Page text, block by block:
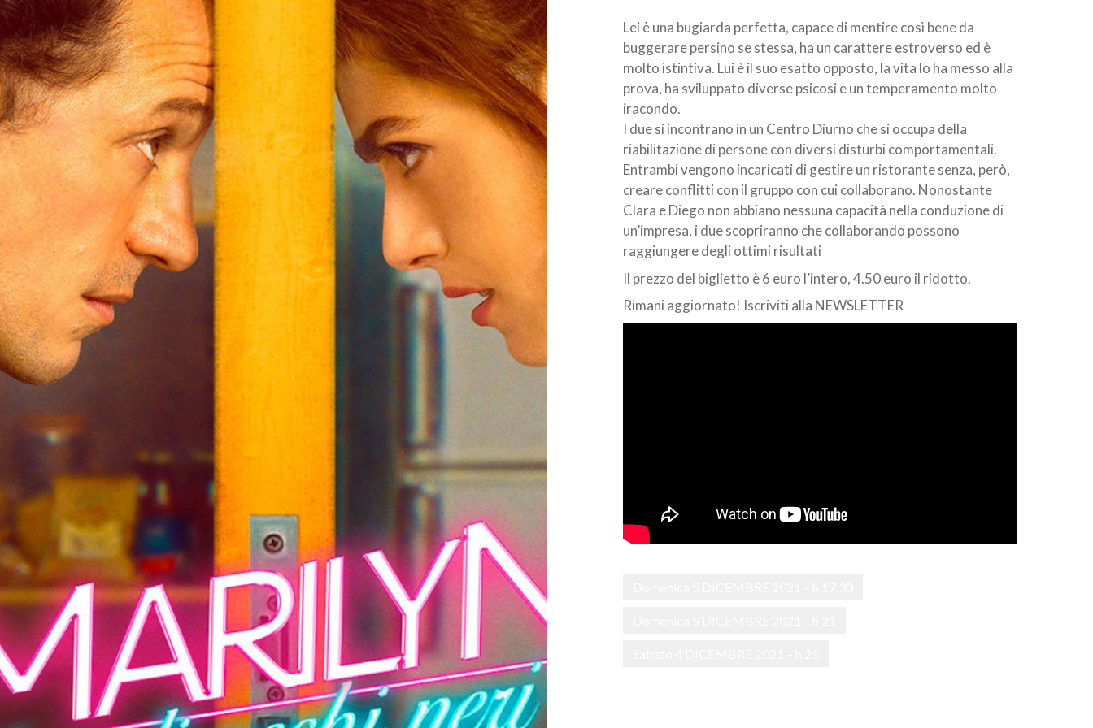
Lei è una bugiarda perfetta, capace di mentire così bene da
buggerare persino se stessa, ha un carattere estroverso ed è
molto istintiva. Lui è il suo esatto opposto, la vita lo ha messo alla
prova, ha sviluppato diverse psicosi e un temperamento molto
iracondo.
I due si incontrano in un Centro Diurno che si occupa della
riabilitazione di persone con diversi disturbi comportamentali.
Entrambi vengono incaricati di gestire un ristorante senza, però,
creare conflitti con il gruppo con cui collaborano. Nonostante
Clara e Diego non abbiano nessuna capacità nella conduzione di
un’impresa, i due scopriranno che collaborando possono
raggiungere degli ottimi risultati
Il prezzo del biglietto è 6 euro l’intero, 4.50 euro il ridotto.
Rimani aggiornato! Iscriviti alla NEWSLETTER